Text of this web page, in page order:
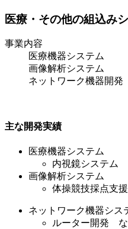
医療・その他の組込み
事業内容
医療機器システム
画像解析システム
ネットワーク機器
主な開発実績
医療機器システム
内視鏡システ
画像解析システム
体操競技採点支
ネットワーク機器シス
ルーター開発